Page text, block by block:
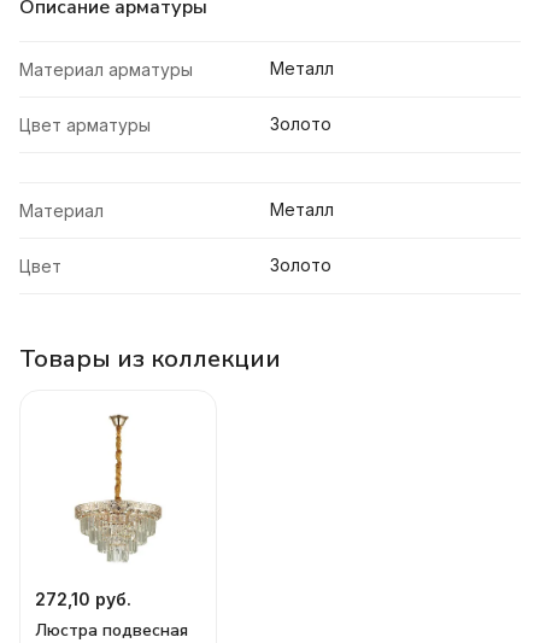
Описание арматуры
Материал арматуры Металл
Цвет арматуры Золото
Материал Металл
Цвет Золото
Товары из коллекции
272,10 руб.
Люстра подвесная